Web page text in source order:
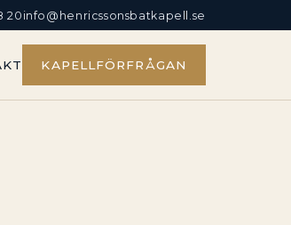
20info@henricssonsbatkapell.se
KAPELLFÖRFRÅGAN